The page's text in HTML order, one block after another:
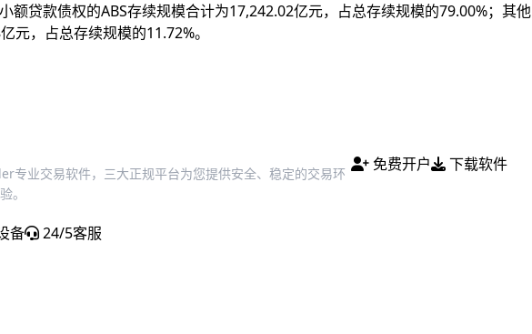
额贷款债权的ABS存续规模合计为17,242.02亿元，占总存续规模的79.00%；其他
元，占总存续规模的11.72%。
专业交易软件，三大正规平台为您提供安全、稳定的交易环
。
免费开户 下载软件
备 24/5客服